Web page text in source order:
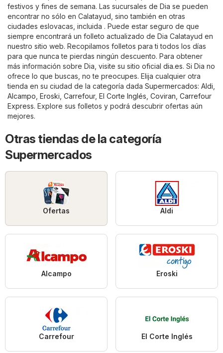
festivos y fines de semana. Las sucursales de Dia se pueden
encontrar no sólo en Calatayud, sino también en otras
ciudades eslovacas, incluida . Puede estar seguro de que
siempre encontrará un folleto actualizado de Dia Calatayud en
nuestro sitio web. Recopilamos folletos para ti todos los días
para que nunca te pierdas ningún descuento. Para obtener
más información sobre Dia, visite su sitio oficial dia.es. Si Dia no
ofrece lo que buscas, no te preocupes. Elija cualquier otra
tienda en su ciudad de la categoría dada Supermercados: Aldi,
Alcampo, Eroski, Carrefour, El Corte Inglés, Coviran, Carrefour
Express. Explore sus folletos y podrá descubrir ofertas aún
mejores.
Otras tiendas de la categoría
Supermercados
Ofertas Aldi
Alcampo Eroski
Carrefour El Corte Inglés